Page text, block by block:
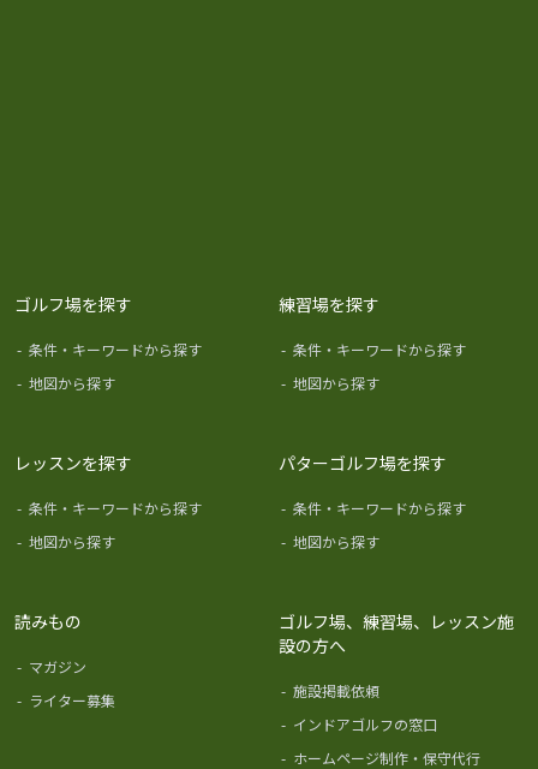
ゴルフ場を探す
- 条件・キーワードから探す
- 地図から探す
練習場を探す
- 条件・キーワードから探す
- 地図から探す
レッスンを探す
- 条件・キーワードから探す
- 地図から探す
パターゴルフ場を探す
- 条件・キーワードから探す
- 地図から探す
読みもの
- マガジン
- ライター募集
ゴルフ場、練習場、レッスン施
設の方へ
- 施設掲載依頼
- インドアゴルフの窓口
- ホームページ制作・保守代行